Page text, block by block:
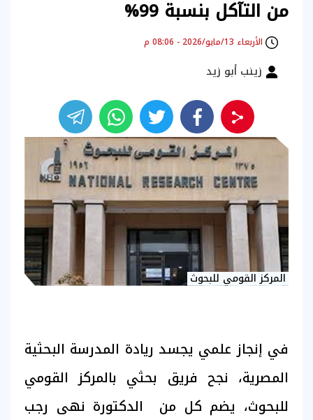
من التآكل بنسبة 99%
الأربعاء 13/مايو/2026 - 08:06 م
زينب أبو زيد
المركز القومي للبحوث
في إنجاز علمي يجسد ريادة المدرسة البحثية
المصرية، نجح فريق بحثي بالمركز القومي
للبحوث، يضم كل من الدكتورة نهى رجب